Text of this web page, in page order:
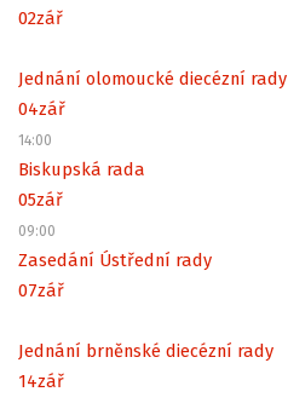
02zář
Jednání olomoucké diecézní rady
04zář
14:00
Biskupská rada
05zář
09:00
Zasedání Ústřední rady
07zář
Jednání brněnské diecézní rady
14zář